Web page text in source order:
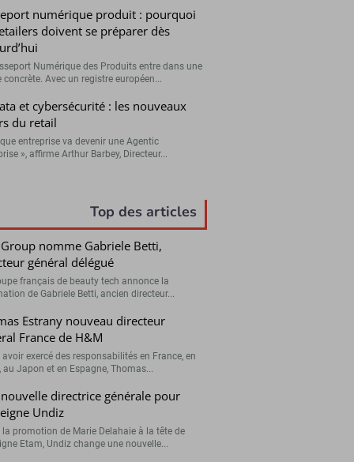
numérique produit : pourquoi
doivent se préparer dès
Numérique des Produits entre dans une
concrète. Avec un registre européen...
et cybersécurité : les nouveaux
du retail
entreprise va devenir une Agentic
», affirme Arthur Barbey, Directeur...
Top des articles
nomme Gabriele Betti,
général délégué
français de beauty tech annonce la
de Gabriele Betti, ancien directeur...
Estrany nouveau directeur
France de H&M
avoir exercé des responsabilités en France, en
au Japon et en Espagne, Thomas...
directrice générale pour
Undiz
la promotion de Marie Delahaie à la tête de
Etam, Undiz change une nouvelle...